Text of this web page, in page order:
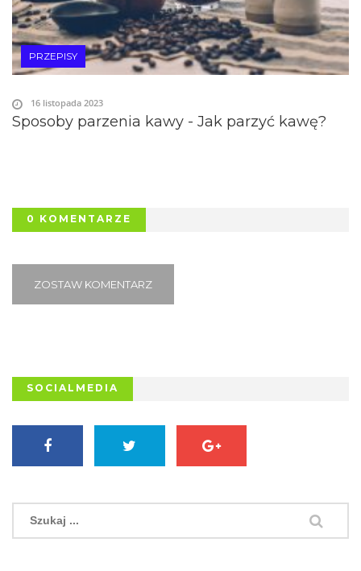
PRZEPISY
Sposoby parzenia kawy - Jak parzyć kawę?
16 listopada 2023
0 KOMENTARZE
ZOSTAW KOMENTARZ
SOCIALMEDIA